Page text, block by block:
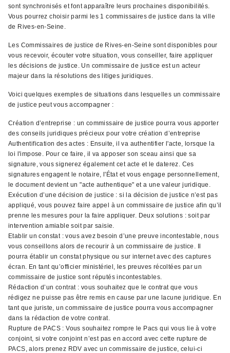
sont synchronisés et font apparaître leurs prochaines disponibilités.
Vous pourrez choisir parmi les 1 commissaires de justice dans la ville
de Rives-en-Seine.
Les Commissaires de justice de Rives-en-Seine sont disponibles pour
vous recevoir, écouter votre situation, vous conseiller, faire appliquer
les décisions de justice. Un commissaire de justice est un acteur
majeur dans la résolutions des litiges juridiques.
Voici quelques exemples de situations dans lesquelles un commissaire
de justice peut vous accompagner :
Création d’entreprise : un commissaire de justice pourra vous apporter
des conseils juridiques précieux pour votre création d’entreprise
Authentification des actes : Ensuite, il va authentifier l'acte, lorsque la
loi l'impose. Pour ce faire, il va apposer son sceau ainsi que sa
signature, vous signerez également cet acte et le daterez. Ces
signatures engagent le notaire, l'État et vous engage personnellement,
le document devient un "acte authentique" et a une valeur juridique.
Exécution d’une décision de justice : si la décision de justice n’est pas
appliqué, vous pouvez faire appel à un commissaire de justice afin qu’il
prenne les mesures pour la faire appliquer. Deux solutions : soit par
intervention amiable soit par saisie.
Etablir un constat : vous avez besoin d’une preuve incontestable, nous
vous conseillons alors de recourir à un commissaire de justice. Il
pourra établir un constat physique ou sur internet avec des captures
écran. En tant qu’officier ministériel, les preuves récoltées par un
commissaire de justice sont réputés incontestables.
Rédaction d’un contrat : vous souhaitez que le contrat que vous
rédigez ne puisse pas être remis en cause par une lacune juridique. En
tant que juriste, un commissaire de justice pourra vous accompagner
dans la rédaction de votre contrat.
Rupture de PACS : Vous souhaitez rompre le Pacs qui vous lie à votre
conjoint, si votre conjoint n’est pas en accord avec cette rupture de
PACS, alors prenez RDV avec un commissaire de justice, celui-ci